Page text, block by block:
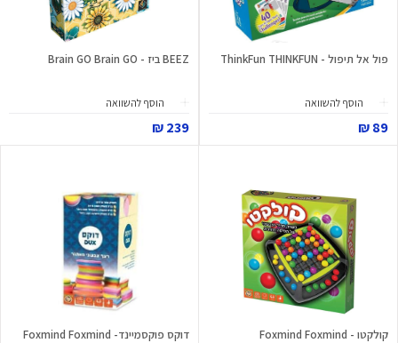
פול אל תיפול - ThinkFun THINKFUN
הוסף להשוואה
89 ₪
BEEZ ביז - Brain GO Brain GO
הוסף להשוואה
239 ₪
קולקטו - Foxmind Foxmind דוקס פוקסמיינד- Foxmind Foxmind